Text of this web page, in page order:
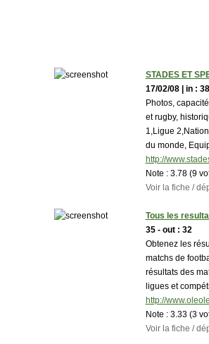
STADES ET
17/02/08 | in :
Photos,
et rugby,
1,Ligue
du monde,
http://
Note : 3.78 (9
Voir la fiche /
Tous les
35 - out : 32
Obtenez les
matchs de
résultats des
ligues et
http://
Note : 3.33 (3
Voir la fiche /